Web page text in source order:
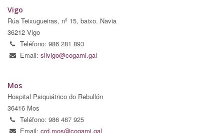
Vigo
Rúa Teixugueiras, nº 15, baixo. Navia
36212 Vigo
Teléfono: 986 281 893
Email: silvigo@cogami.gal
Mos
Hospital Psiquiátrico do Rebullón
36416 Mos
Teléfono: 986 487 925
Email: crd.mos@cogami.gal